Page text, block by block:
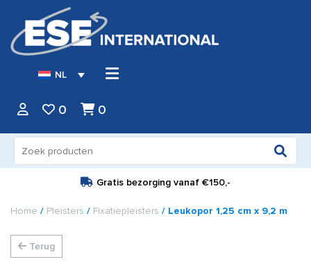
NL
0 0
naar:
Gratis bezorging vanaf €150,-
Home / Pleisters / Fixatiepleisters / Leukopor 1,25 cm x 9,2 m
Terug